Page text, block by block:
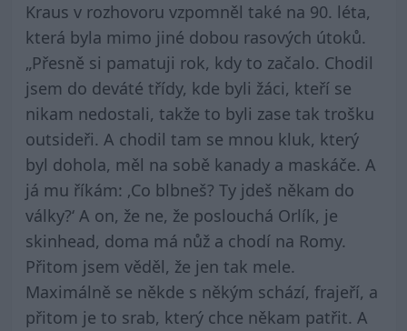
Kraus v rozhovoru vzpomněl také na 90. léta,
která byla mimo jiné dobou rasových útoků.
„Přesně si pamatuji rok, kdy to začalo. Chodil
jsem do deváté třídy, kde byli žáci, kteří se
nikam nedostali, takže to byli zase tak trošku
outsideři. A chodil tam se mnou kluk, který
byl dohola, měl na sobě kanady a maskáče. A
já mu říkám: ‚Co blbneš? Ty jdeš někam do
války?‘ A on, že ne, že poslouchá Orlík, je
skinhead, doma má nůž a chodí na Romy.
Přitom jsem věděl, že jen tak mele.
Maximálně se někde s někým schází, frajeří, a
přitom je to srab, který chce někam patřit. A